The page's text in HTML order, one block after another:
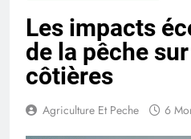
Les impacts
de la pêche
côtières
Agriculture Et Peche 6